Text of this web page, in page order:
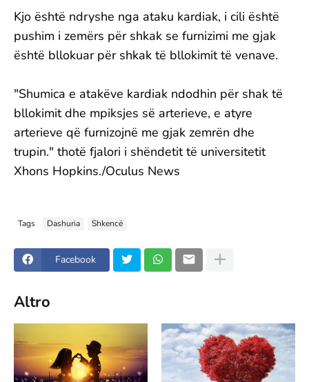
Kjo është ndryshe nga ataku kardiak, i cili është
pushim i zemërs për shkak se furnizimi me gjak
është bllokuar për shkak të bllokimit të venave.
"Shumica e atakëve kardiak ndodhin për shak të
bllokimit dhe mpiksjes së arterieve, e atyre
arterieve që furnizojnë me gjak zemrën dhe
trupin." thotë fjalori i shëndetit të universitetit
Xhons Hopkins./Oculus News
Tags Dashuria Shkencë
Facebook
Altro